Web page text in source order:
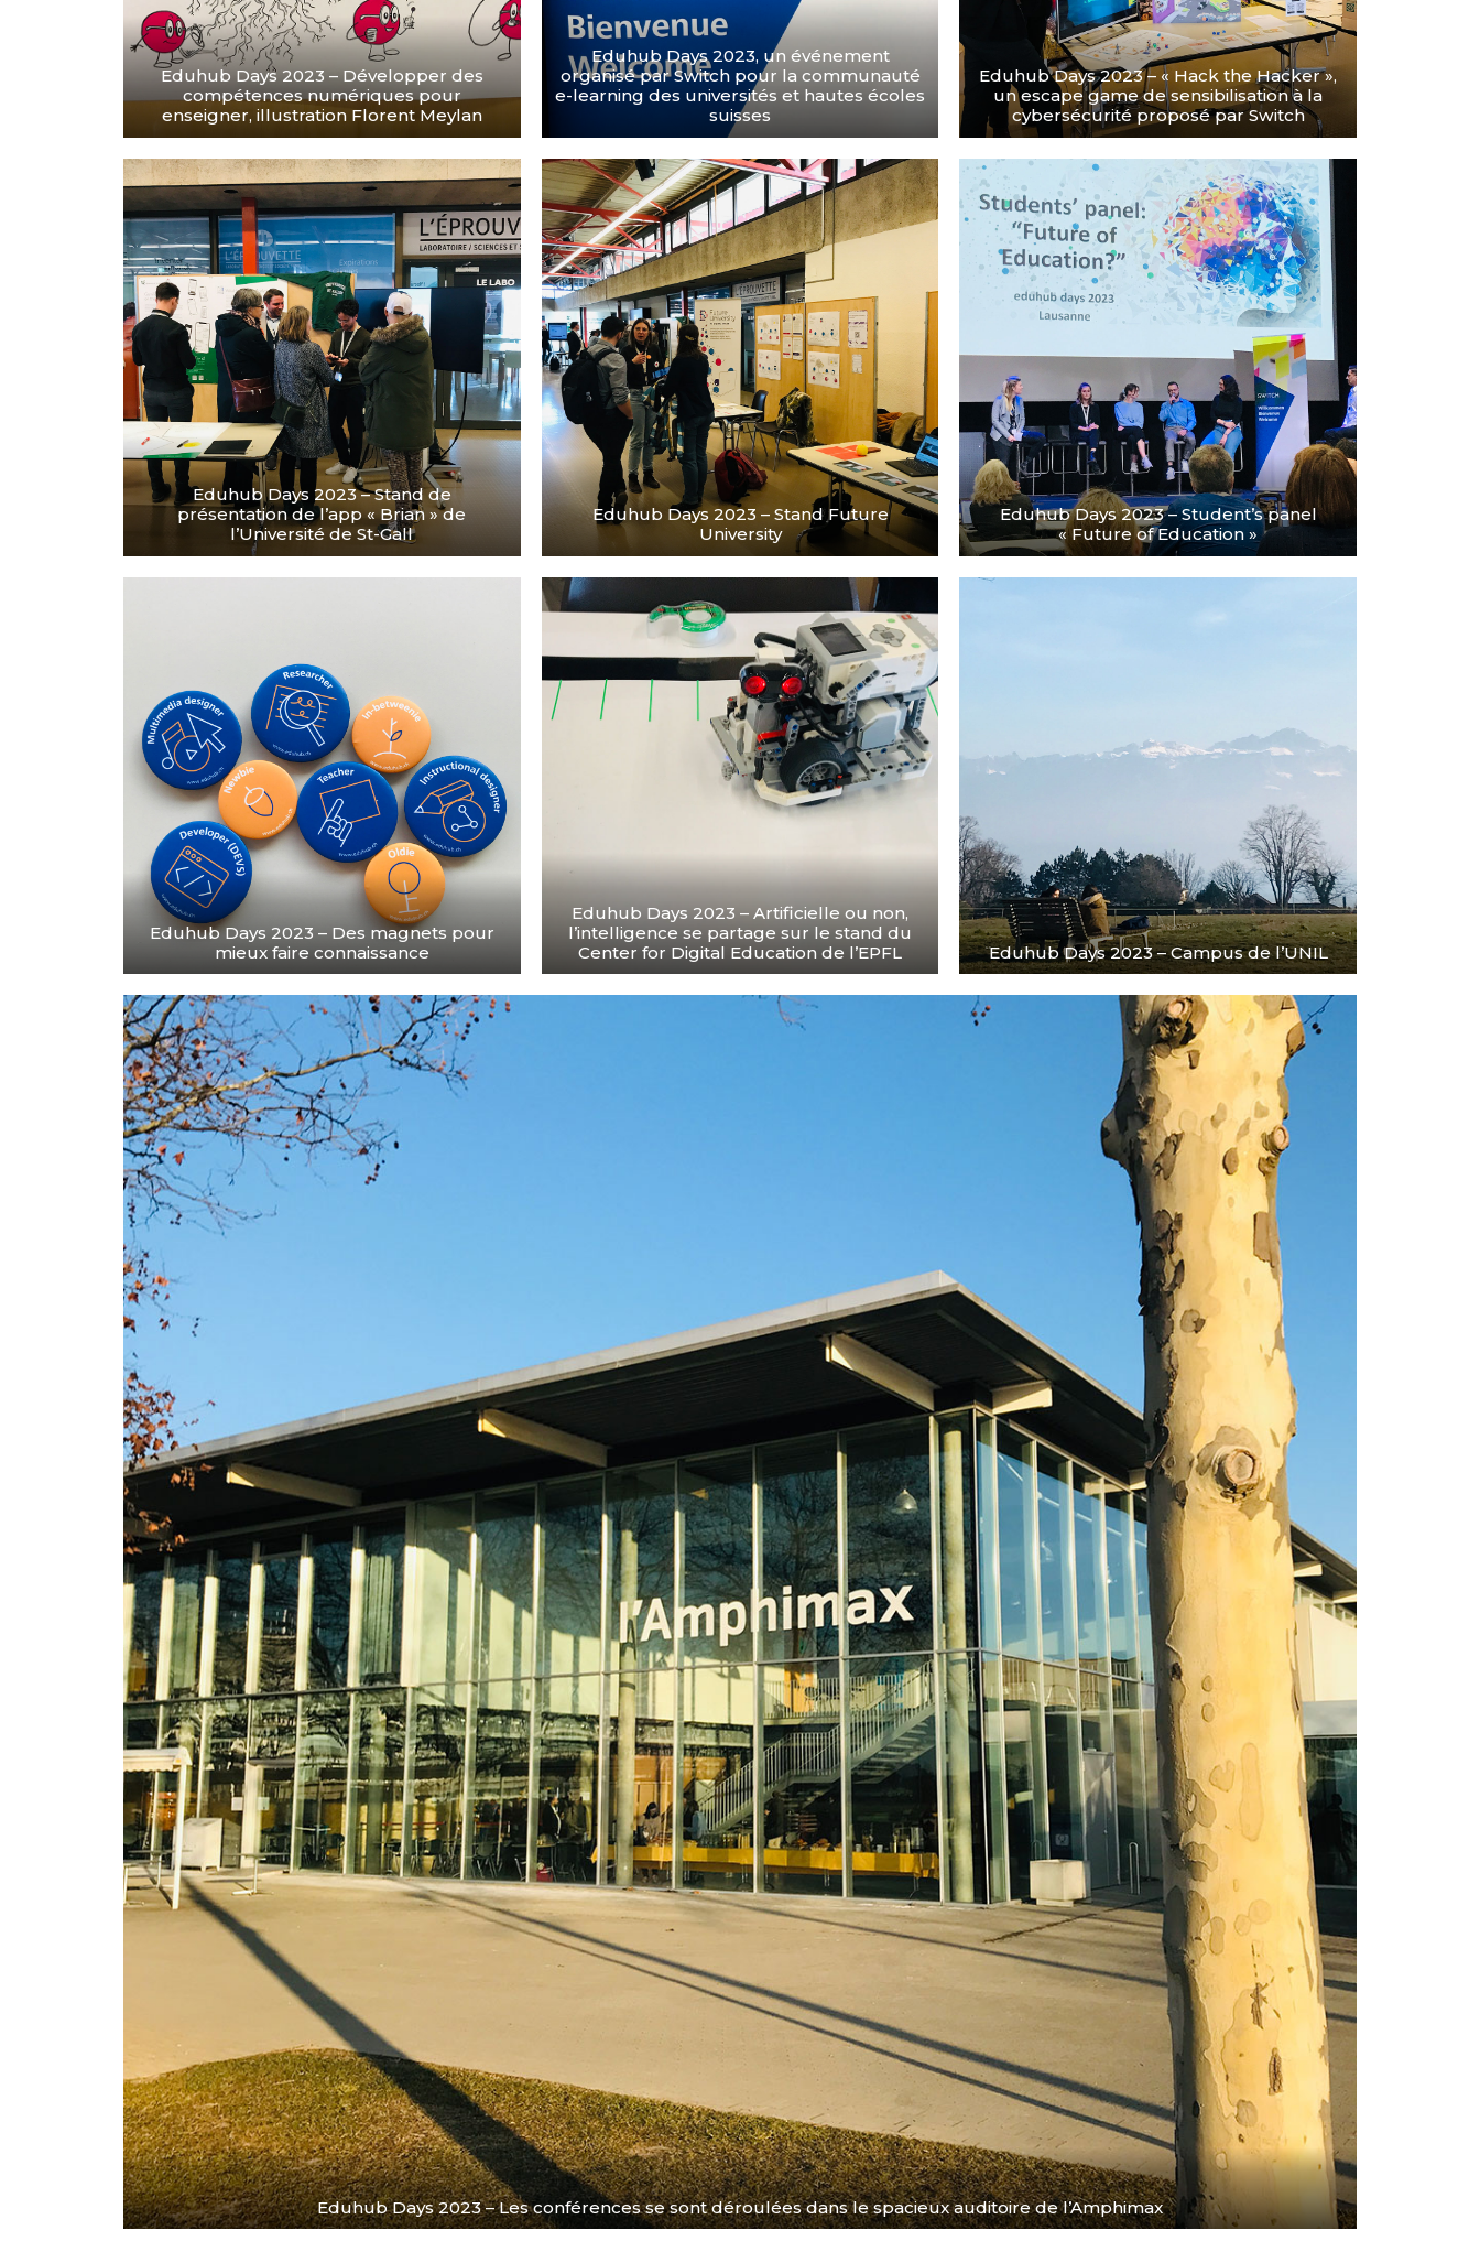
Eduhub Days 2023 – Développer des
compétences numériques pour
enseigner, illustration Florent Meylan
Eduhub Days 2023, un événement
organisé par Switch pour la communauté
e-learning des universités et hautes écoles
suisses
Eduhub Days 2023 – « Hack the Hacker »,
un escape game de sensibilisation à la
cybersécurité proposé par Switch
Eduhub Days 2023 – Stand de
présentation de l’app « Brian » de
l’Université de St-Gall
Eduhub Days 2023 – Stand Future
University
Eduhub Days 2023 – Student’s panel
« Future of Education »
Eduhub Days 2023 – Des magnets pour
mieux faire connaissance
Eduhub Days 2023 – Artificielle ou non,
l’intelligence se partage sur le stand du
Center for Digital Education de l’EPFL
Eduhub Days 2023 – Campus de l’UNIL
Eduhub Days 2023 – Les conférences se sont déroulées dans le spacieux auditoire de l’Amphimax